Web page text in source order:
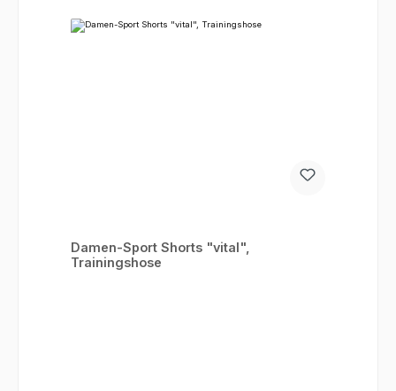
Damen-Sport Shorts "vital",
Trainingshose